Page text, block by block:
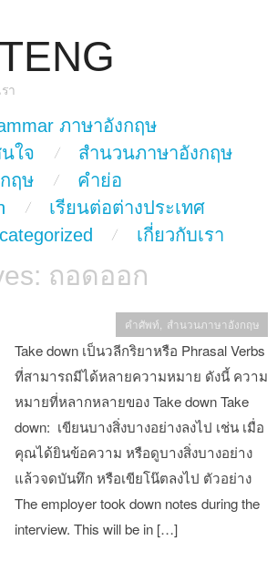
า
ภาษาอังกฤษ
ใจ
สำนวนภาษาอังกฤษ
ฤษ
คำย่อ
เรียนต่อต่างประเทศ
เกี่ยวกับเรา
ถอดออก
Take down เป็นวลีกริยาหรือ Phrasal Verbs
ที่สามารถมีได้หลายความหมาย ดังนี้ ความ
หมายที่หลากหลายของ Take down Take
down: เขียนบางสิ่งบางอย่างลงไป เช่น เมื่อ
คุณได้ยินข้อความ หรือดูบางสิ่งบางอย่าง
แล้วจดบันทึก หรือเขียโน๊ตลงไป ตัวอย่าง
The employer took down notes during the
interview. This will be in […]
คำศัพท์, สำนวนภาษาอังกฤษ